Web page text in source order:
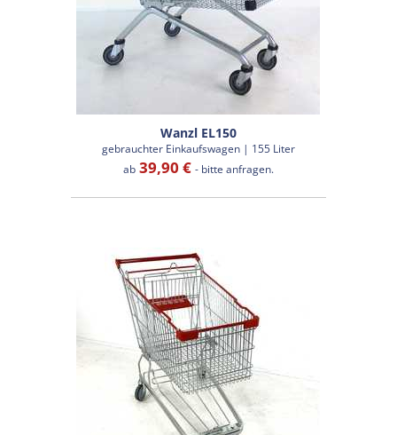
Wanzl EL150
gebrauchter Einkaufswagen | 155 Liter
ab39,90 € - bitte anfragen.